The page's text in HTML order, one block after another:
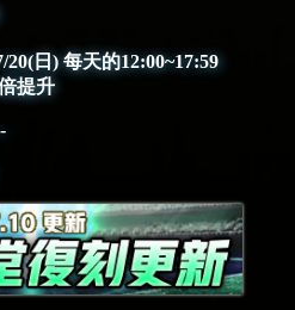
日) 每天的12:00~17:59
提升